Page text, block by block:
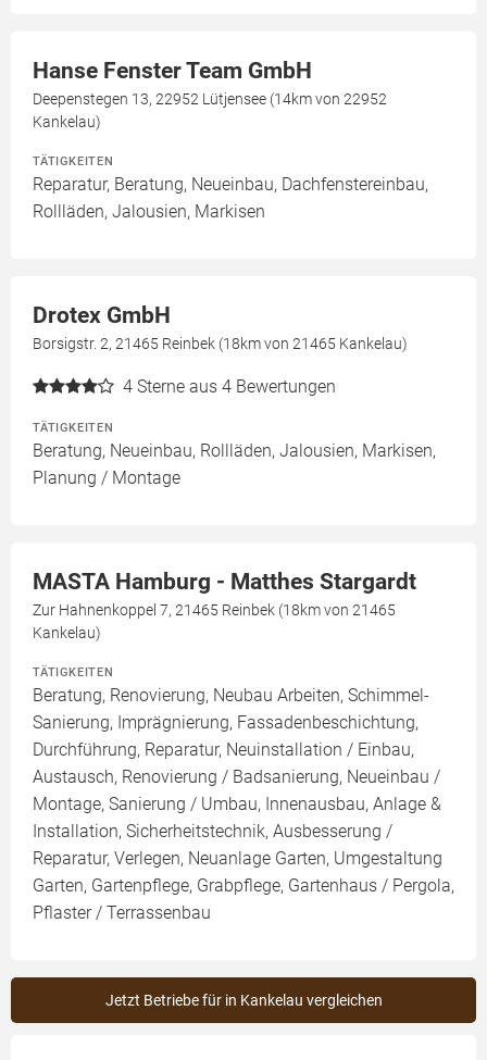
Hanse Fenster Team GmbH
Deepenstegen 13, 22952 Lütjensee (14km von 22952
Kankelau)
TÄTIGKEITEN
Reparatur, Beratung, Neueinbau, Dachfenstereinbau,
Rollläden, Jalousien, Markisen
Drotex GmbH
Borsigstr. 2, 21465 Reinbek (18km von 21465 Kankelau)
4 Sterne aus 4 Bewertungen
TÄTIGKEITEN
Beratung, Neueinbau, Rollläden, Jalousien, Markisen,
Planung / Montage
MASTA Hamburg - Matthes Stargardt
Zur Hahnenkoppel 7, 21465 Reinbek (18km von 21465
Kankelau)
TÄTIGKEITEN
Beratung, Renovierung, Neubau Arbeiten, Schimmel-
Sanierung, Imprägnierung, Fassadenbeschichtung,
Durchführung, Reparatur, Neuinstallation / Einbau,
Austausch, Renovierung / Badsanierung, Neueinbau /
Montage, Sanierung / Umbau, Innenausbau, Anlage &
Installation, Sicherheitstechnik, Ausbesserung /
Reparatur, Verlegen, Neuanlage Garten, Umgestaltung
Garten, Gartenpflege, Grabpflege, Gartenhaus / Pergola,
Pflaster / Terrassenbau
Jetzt Betriebe für in Kankelau vergleichen